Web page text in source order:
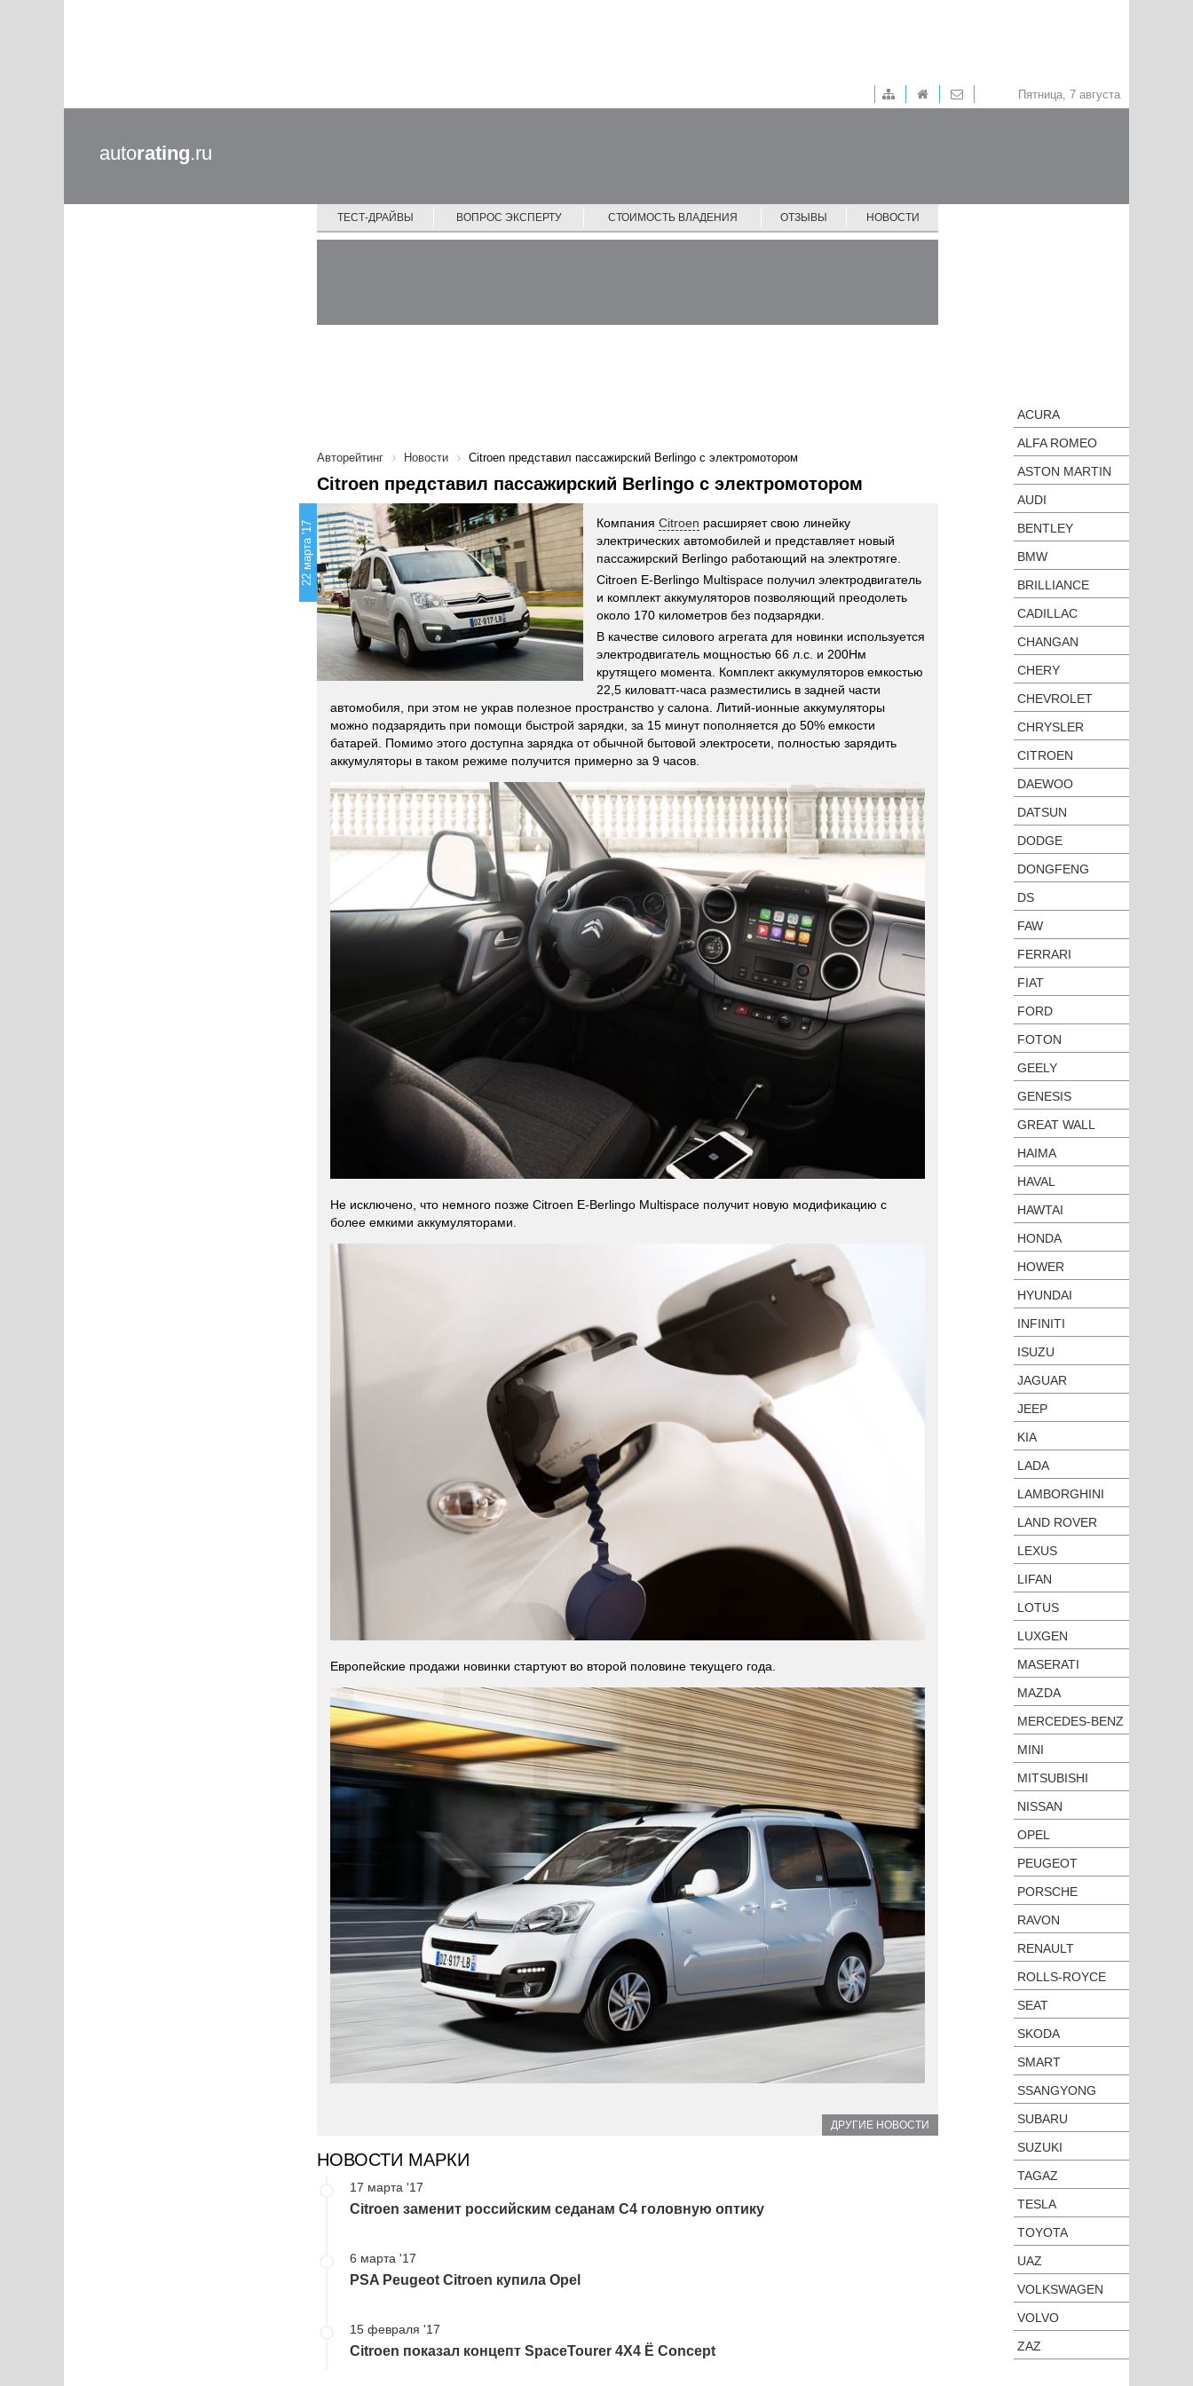
Пятница, 7 августа
autorating.ru
ТЕСТ-ДРАЙВЫ ВОПРОС ЭКСПЕРТУ СТОИМОСТЬ ВЛАДЕНИЯ ОТЗЫВЫ НОВОСТИ
Авторейтинг Новости Citroen представил пассажирский Berlingo с электромотором
Citroen представил пассажирский Berlingo с электромотором
22 марта '17 Компания Citroen расширяет свою линейку
электрических автомобилей и представляет новый
пассажирский Berlingo работающий на электротяге.
Citroen E-Berlingo Multispace получил электродвигатель
и комплект аккумуляторов позволяющий преодолеть
около 170 километров без подзарядки.
В качестве силового агрегата для новинки используется
электродвигатель мощностью 66 л.с. и 200Нм
крутящего момента. Комплект аккумуляторов емкостью
22,5 киловатт-часа разместились в задней части
автомобиля, при этом не украв полезное пространство у салона. Литий-ионные аккумуляторы
можно подзарядить при помощи быстрой зарядки, за 15 минут пополняется до 50% емкости
батарей. Помимо этого доступна зарядка от обычной бытовой электросети, полностью зарядить
аккумуляторы в таком режиме получится примерно за 9 часов.
Не исключено, что немного позже Citroen E-Berlingo Multispace получит новую модификацию с
более емкими аккумуляторами.
Европейские продажи новинки стартуют во второй половине текущего года.
ДРУГИЕ НОВОСТИ
НОВОСТИ МАРКИ
17 марта '17
Citroen заменит российским седанам C4 головную оптику
6 марта '17
PSA Peugeot Citroen купила Opel
15 февраля '17
Citroen показал концепт SpaceTourer 4X4 Ë Concept
ACURA
ALFA ROMEO
ASTON MARTIN
AUDI
BENTLEY
BMW
BRILLIANCE
CADILLAC
CHANGAN
CHERY
CHEVROLET
CHRYSLER
CITROEN
DAEWOO
DATSUN
DODGE
DONGFENG
DS
FAW
FERRARI
FIAT
FORD
FOTON
GEELY
GENESIS
GREAT WALL
HAIMA
HAVAL
HAWTAI
HONDA
HOWER
HYUNDAI
INFINITI
ISUZU
JAGUAR
JEEP
KIA
LADA
LAMBORGHINI
LAND ROVER
LEXUS
LIFAN
LOTUS
LUXGEN
MASERATI
MAZDA
MERCEDES-BENZ
MINI
MITSUBISHI
NISSAN
OPEL
PEUGEOT
PORSCHE
RAVON
RENAULT
ROLLS-ROYCE
SEAT
SKODA
SMART
SSANGYONG
SUBARU
SUZUKI
TAGAZ
TESLA
TOYOTA
UAZ
VOLKSWAGEN
VOLVO
ZAZ